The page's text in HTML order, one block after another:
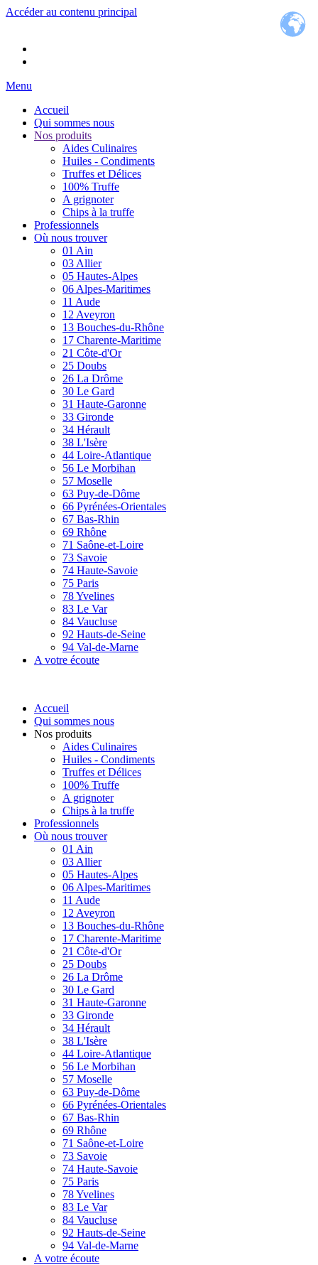
Accéder au contenu principal
Menu
Accueil
Qui sommes nous
Nos produits
Aides Culinaires
Huiles - Condiments
Truffes et Délices
100% Truffe
A grignoter
Chips à la truffe
Professionnels
Où nous trouver
01 Ain
03 Allier
05 Hautes-Alpes
06 Alpes-Maritimes
11 Aude
12 Aveyron
13 Bouches-du-Rhône
17 Charente-Maritime
21 Côte-d'Or
25 Doubs
26 La Drôme
30 Le Gard
31 Haute-Garonne
33 Gironde
34 Hérault
38 L'Isère
44 Loire-Atlantique
56 Le Morbihan
57 Moselle
63 Puy-de-Dôme
66 Pyrénées-Orientales
67 Bas-Rhin
69 Rhône
71 Saône-et-Loire
73 Savoie
74 Haute-Savoie
75 Paris
78 Yvelines
83 Le Var
84 Vaucluse
92 Hauts-de-Seine
94 Val-de-Marne
A votre écoute
Accueil
Qui sommes nous
Nos produits
Aides Culinaires
Huiles - Condiments
Truffes et Délices
100% Truffe
A grignoter
Chips à la truffe
Professionnels
Où nous trouver
01 Ain
03 Allier
05 Hautes-Alpes
06 Alpes-Maritimes
11 Aude
12 Aveyron
13 Bouches-du-Rhône
17 Charente-Maritime
21 Côte-d'Or
25 Doubs
26 La Drôme
30 Le Gard
31 Haute-Garonne
33 Gironde
34 Hérault
38 L'Isère
44 Loire-Atlantique
56 Le Morbihan
57 Moselle
63 Puy-de-Dôme
66 Pyrénées-Orientales
67 Bas-Rhin
69 Rhône
71 Saône-et-Loire
73 Savoie
74 Haute-Savoie
75 Paris
78 Yvelines
83 Le Var
84 Vaucluse
92 Hauts-de-Seine
94 Val-de-Marne
A votre écoute